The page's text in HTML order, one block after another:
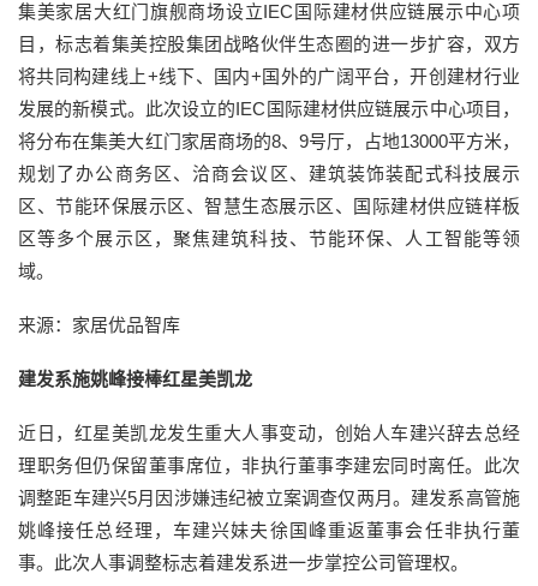
集美家居大红门旗舰商场设立IEC国际建材供应链展示中心项
目，标志着集美控股集团战略伙伴生态圈的进一步扩容，双方
将共同构建线上+线下、国内+国外的广阔平台，开创建材行业
发展的新模式。此次设立的IEC国际建材供应链展示中心项目，
将分布在集美大红门家居商场的8、9号厅，占地13000平方米，
规划了办公商务区、洽商会议区、建筑装饰装配式科技展示
区、节能环保展示区、智慧生态展示区、国际建材供应链样板
区等多个展示区，聚焦建筑科技、节能环保、人工智能等领
域。
来源：家居优品智库
建发系施姚峰接棒红星美凯龙
近日，红星美凯龙发生重大人事变动，创始人车建兴辞去总经
理职务但仍保留董事席位，非执行董事李建宏同时离任。此次
调整距车建兴5月因涉嫌违纪被立案调查仅两月。建发系高管施
姚峰接任总经理，车建兴妹夫徐国峰重返董事会任非执行董
事。此次人事调整标志着建发系进一步掌控公司管理权。